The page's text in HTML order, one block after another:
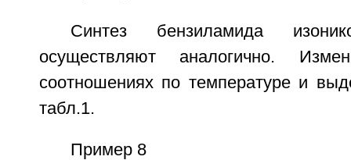
Синтез бензиламида
осуществляют аналогично.
соотношениях по температуре и
табл.1.
Пример 8